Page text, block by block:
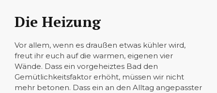
Die Heizung
Vor allem, wenn es draußen etwas kühler wird,
freut ihr euch auf die warmen, eigenen vier
Wände. Dass ein vorgeheiztes Bad den
Gemütlichkeitsfaktor erhöht, müssen wir nicht
mehr betonen. Dass ein an den Alltag angepasster